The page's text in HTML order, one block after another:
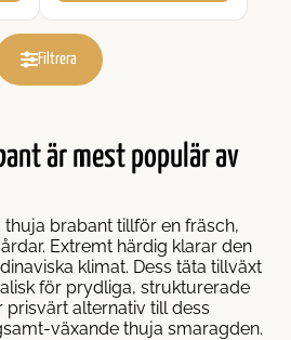
Filtrera
är mest populär av
brabant tillför en fräsch,
Extremt härdig klarar den
klimat. Dess täta tillväxt
för prydliga, strukturerade
prisvärt alternativ till dess
växande thuja smaragden.